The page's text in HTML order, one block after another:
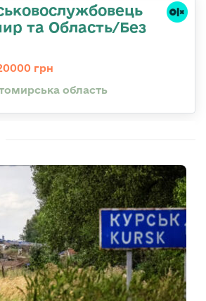
та Область/Без
грн
область